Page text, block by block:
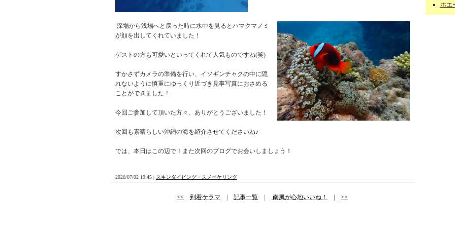
深場から浅場へと戻った時に水中を見るとハマクマノミ
が顔を出してくれていました！
ゲストの方も可愛いといってくれて人気ものですね(笑)
すかさずカメラの準備を行い、イソギンチャクの中に隠
れないように慎重にゆっくり近づき見事写真におさめる
ことができました！
今回ご参加して頂いた方々、ありがとうございました！
次回も素晴らしい沖縄の海を紹介させてくださいね♪
では、本日はこの辺で！また次回のブログでお会いしましょう！
2020/07/02 19:45 | スキンダイビング・スノーケリング
<< 到着ケラマ |記事一覧 南風が心地いいね！ |>>
ホエ